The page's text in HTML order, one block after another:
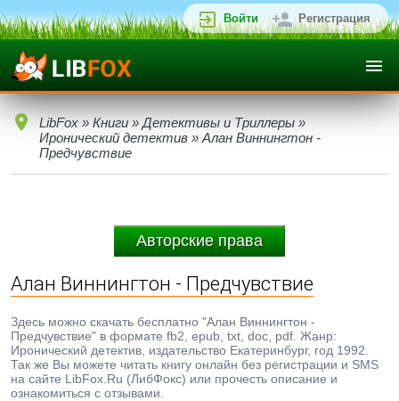
Войти Регистрация
LibFox » Книги » Детективы и Триллеры »
Иронический детектив » Алан Виннингтон -
Предчувствие
Авторские права
Алан Виннингтон - Предчувствие
Здесь можно скачать бесплатно "Алан Виннингтон -
Предчувствие" в формате fb2, epub, txt, doc, pdf. Жанр:
Иронический детектив, издательство Екатеринбург, год 1992.
Так же Вы можете читать книгу онлайн без регистрации и SMS
на сайте LibFox.Ru (ЛибФокс) или прочесть описание и
ознакомиться с отзывами.